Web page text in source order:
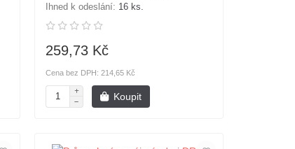
Ihned k odeslání: 16 ks.
259,73 Kč
Cena bez DPH: 214,65 Kč
Koupit